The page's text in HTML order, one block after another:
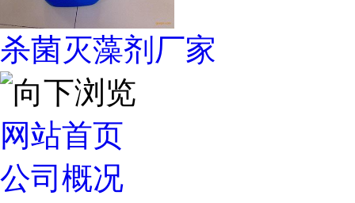
杀菌灭藻剂厂家
网站首页
公司概况